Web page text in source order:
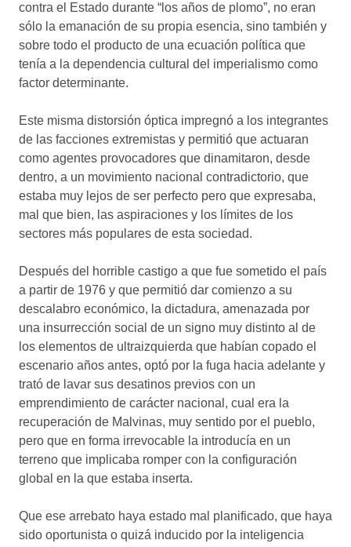
contra el Estado durante “los años de plomo”, no eran
sólo la emanación de su propia esencia, sino también y
sobre todo el producto de una ecuación política que
tenía a la dependencia cultural del imperialismo como
factor determinante.
Este misma distorsión óptica impregnó a los integrantes
de las facciones extremistas y permitió que actuaran
como agentes provocadores que dinamitaron, desde
dentro, a un movimiento nacional contradictorio, que
estaba muy lejos de ser perfecto pero que expresaba,
mal que bien, las aspiraciones y los límites de los
sectores más populares de esta sociedad.
Después del horrible castigo a que fue sometido el país
a partir de 1976 y que permitió dar comienzo a su
descalabro económico, la dictadura, amenazada por
una insurrección social de un signo muy distinto al de
los elementos de ultraizquierda que habían copado el
escenario años antes, optó por la fuga hacia adelante y
trató de lavar sus desatinos previos con un
emprendimiento de carácter nacional, cual era la
recuperación de Malvinas, muy sentido por el pueblo,
pero que en forma irrevocable la introducía en un
terreno que implicaba romper con la configuración
global en la que estaba inserta.
Que ese arrebato haya estado mal planificado, que haya
sido oportunista o quizá inducido por la inteligencia